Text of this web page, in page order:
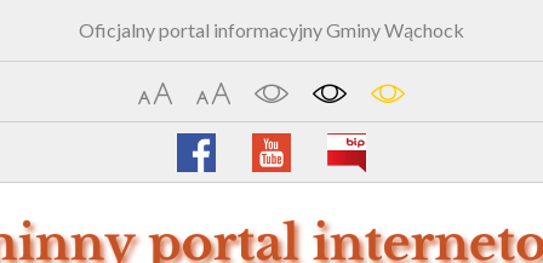
Oficjalny portal informacyjny Gminy Wąchock